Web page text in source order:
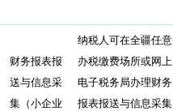
财务报表报
送与信息采
集（小企业
纳税人可在全疆任意
办税缴费场所或网上
电子税务局办理财务
报表报送与信息采集